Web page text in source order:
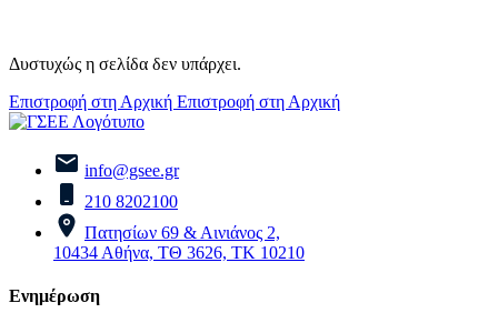
Δυστυχώς η σελίδα δεν υπάρχει.
Επιστροφή στη Αρχική Επιστροφή στη Αρχική
info@gsee.gr
210 8202100
Πατησίων 69 & Αινιάνος 2,
10434 Αθήνα, ΤΘ 3626, ΤΚ 10210
Ενημέρωση